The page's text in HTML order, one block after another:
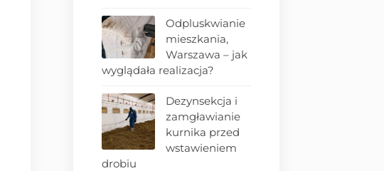
Odpluskwianie
mieszkania,
Warszawa – jak
wyglądała realizacja?
Dezynsekcja i
zamgławianie
kurnika przed
wstawieniem
drobiu